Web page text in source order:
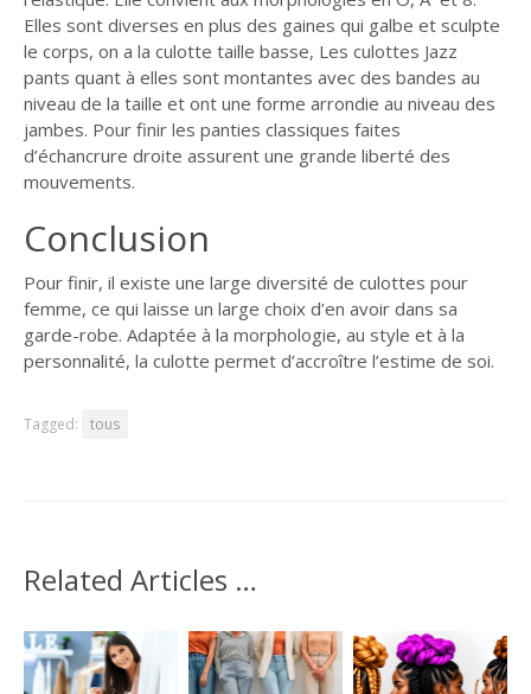
Elles sont diverses en plus des gaines qui galbe et sculpte
le corps, on a la culotte taille basse, Les culottes Jazz
pants quant à elles sont montantes avec des bandes au
niveau de la taille et ont une forme arrondie au niveau des
jambes. Pour finir les panties classiques faites
d’échancrure droite assurent une grande liberté des
mouvements.
Conclusion
Pour finir, il existe une large diversité de culottes pour
femme, ce qui laisse un large choix d’en avoir dans sa
garde-robe. Adaptée à la morphologie, au style et à la
personnalité, la culotte permet d’accroître l’estime de soi.
Tagged: tous
Related Articles …